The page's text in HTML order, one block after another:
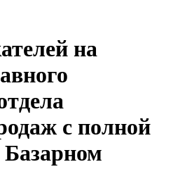
на
с полной
Базарном